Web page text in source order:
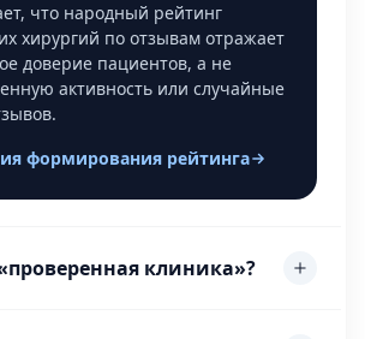
что народный рейтинг
хирургий по отзывам отражает
доверие пациентов, а не
активность или случайные
формирования рейтинга
клиника»?